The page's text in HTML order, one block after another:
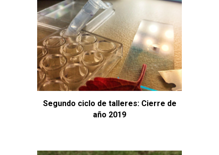
Segundo ciclo de talleres: Cierre de
año 2019